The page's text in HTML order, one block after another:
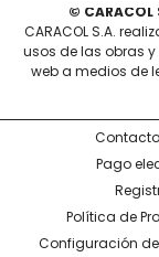
©
CARACOL S.A.
usos de las obras
web a medios de
Contacto
Pago
Política de
Configuración